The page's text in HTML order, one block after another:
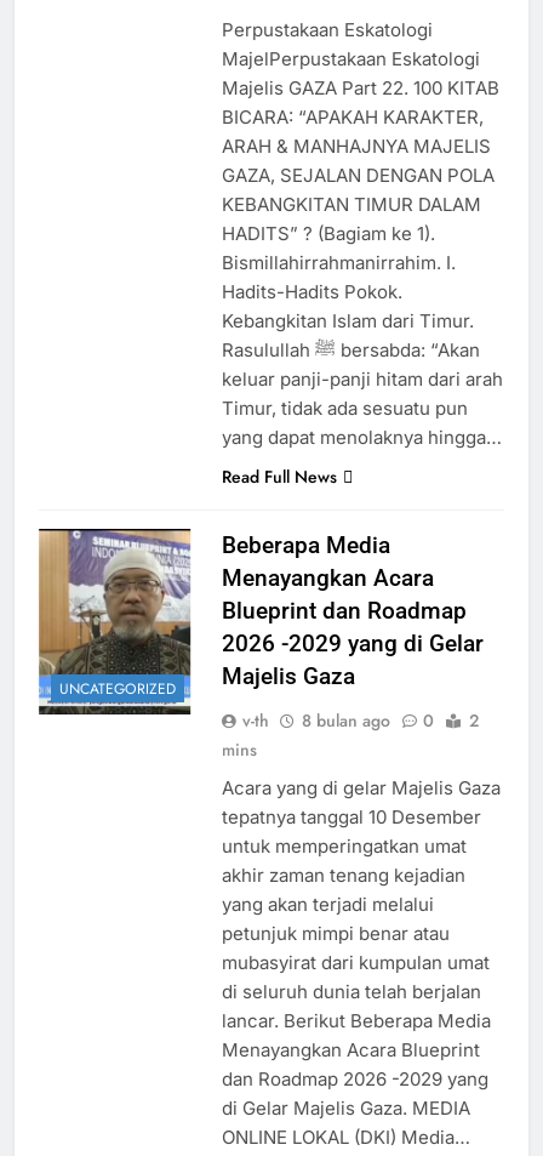
Ada Batas Waktu
(Kesempatan) untuk Uzlah : “
Panggilan Pulang ke Tanah
Uzlah Sebelum Pukul
Sepuluh.”
3 Hari Ago
Pergantian Kepemimpinan
Nusantara: Prabowo Lengser,
kang Diki Candra Sang Satrio
Piningit Tampil di Panggung
Sejarah
3 Hari Ago
Pengumuman Terbuka
Tentang Mimpi Sdr Julian :
Isyarat akan Dibacakan
Pesan Baru di Tengah
Jemaah
3 Hari Ago
Allah ﷻ Telah Menyiapkan
“Gua Ashabul Kahfi” Akhir
Zaman Bagi Para Helper
Muhammad Qasim, Kuncinya
di Tangan Muhammad Qasim,
Dengan 7 Tokoh Inti Sebagai
Porosnya dan Hanya Jiwa-jiwa
yang Suci yang Diijinkan
Masuk
4 Hari Ago
Perpustakaan Eskatologi
MajelPerpustakaan Eskatologi
Majelis GAZA Part 22. 100 KITAB
BICARA: “APAKAH KARAKTER,
ARAH & MANHAJNYA MAJELIS
GAZA, SEJALAN DENGAN POLA
KEBANGKITAN TIMUR DALAM
HADITS” ? (Bagiam ke 1).
Bismillahirrahmanirrahim. I.
Hadits-Hadits Pokok.
Kebangkitan Islam dari Timur.
Rasulullah ﷺ bersabda: “Akan
keluar panji-panji hitam dari arah
Timur, tidak ada sesuatu pun
yang dapat menolaknya hingga…
Read Full News
UNCATEGORIZED
Beberapa Media
Menayangkan Acara
Blueprint dan Roadmap
2026 -2029 yang di Gelar
Majelis Gaza
v-th 8 bulan ago 0
2
mins
Acara yang di gelar Majelis Gaza
tepatnya tanggal 10 Desember
untuk memperingatkan umat
akhir zaman tenang kejadian
yang akan terjadi melalui
petunjuk mimpi benar atau
mubasyirat dari kumpulan umat
di seluruh dunia telah berjalan
lancar. Berikut Beberapa Media
Menayangkan Acara Blueprint
dan Roadmap 2026 -2029 yang
di Gelar Majelis Gaza. MEDIA
ONLINE LOKAL (DKI) Media…